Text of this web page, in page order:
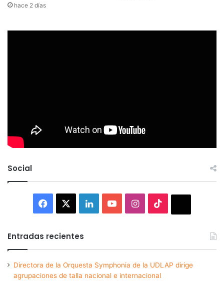
hace 2 días
Social
Facebook LinkedInYouTubeInstagram
Entradas recientes
Directora de la Orquesta Symphonia de la UDLAP dirige
agrupaciones de talla nacional e internacional